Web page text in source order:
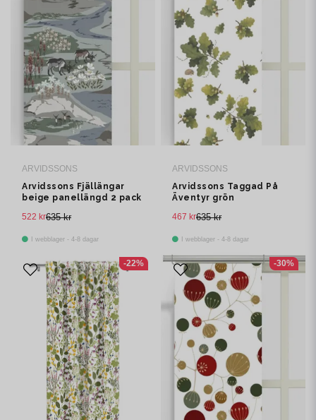
ARVIDSSONS
Arvidssons Fjällängar
beige panellängd 2 pack
635 kr
522 kr
I webblager - 4-8 dagar
ARVIDSSONS
Arvidssons Taggad På
Äventyr grön
635 kr
467 kr
I webblager - 4-8 dagar
-22% -30%